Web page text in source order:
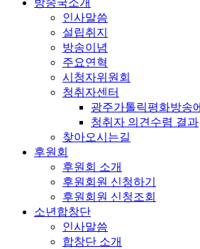
인사말씀
설립취지
방송이념
주요연혁
시청자위원회
청취자센터
광주가톨릭평화방송
청취자 의견수렴 결과
찾아오시는길
후원회
후원회 소개
후원회원 신청하기
후원회원 신청조회
소년합창단
인사말씀
합창단 소개